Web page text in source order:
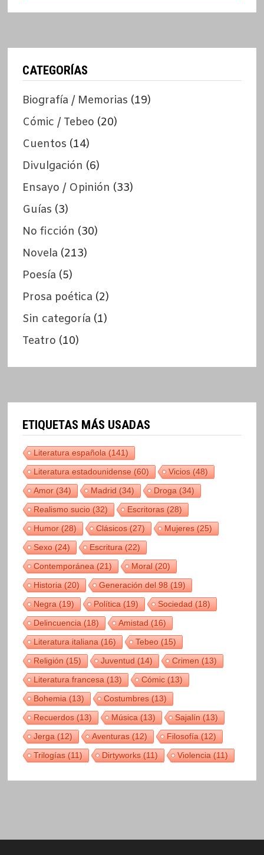
CATEGORÍAS
Biografía / Memorias (19)
Cómic / Tebeo (20)
Cuentos (14)
Divulgación (6)
Ensayo / Opinión (33)
Guías (3)
No ficción (30)
Novela (213)
Poesía (5)
Prosa poética (2)
Sin categoría (1)
Teatro (10)
ETIQUETAS MÁS USADAS
Literatura española(141)
Literatura estadounidense(60) Vicios(48)
Amor(34) Madrid(34) Droga(34)
Realismo sucio(32) Escritoras(28)
Humor(28) Clásicos(27) Mujeres(25)
Sexo(24) Escritura(22)
Contemporánea(21) Moral(20)
Historia(20) Generación del 98(19)
Negra(19) Política(19) Sociedad(18)
Delincuencia(18) Amistad(16)
Literatura italiana(16) Tebeo(15)
Religión(15) Juventud(14) Crimen(13)
Literatura francesa(13) Cómic(13)
Bohemia(13) Costumbres(13)
Recuerdos(13) Música(13) Sajalín(13)
Jerga(12) Aventuras(12) Filosofía(12)
Trilogías(11) Dirtyworks(11) Violencia(11)